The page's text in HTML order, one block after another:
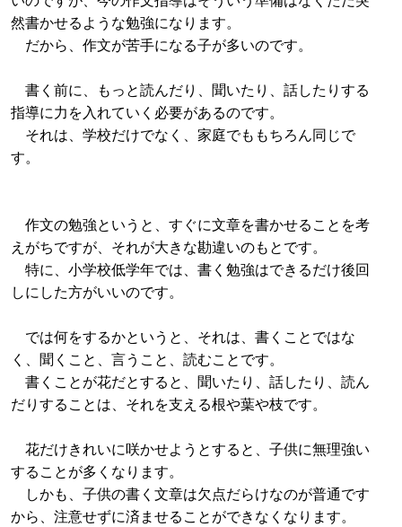
然書かせるような勉強になります。
だから、作文が苦手になる子が多いのです。
書く前に、もっと読んだり、聞いたり、話したりする
指導に力を入れていく必要があるのです。
それは、学校だけでなく、家庭でももちろん同じで
す。
作文の勉強というと、すぐに文章を書かせることを考
えがちですが、それが大きな勘違いのもとです。
特に、小学校低学年では、書く勉強はできるだけ後回
しにした方がいいのです。
では何をするかというと、それは、書くことではな
く、聞くこと、言うこと、読むことです。
書くことが花だとすると、聞いたり、話したり、読ん
だりすることは、それを支える根や葉や枝です。
花だけきれいに咲かせようとすると、子供に無理強い
することが多くなります。
しかも、子供の書く文章は欠点だらけなのが普通です
から、注意せずに済ませることができなくなります。